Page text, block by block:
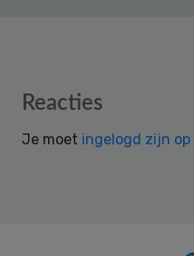
Reader
Reacties
Je moet ingelogd zijn op